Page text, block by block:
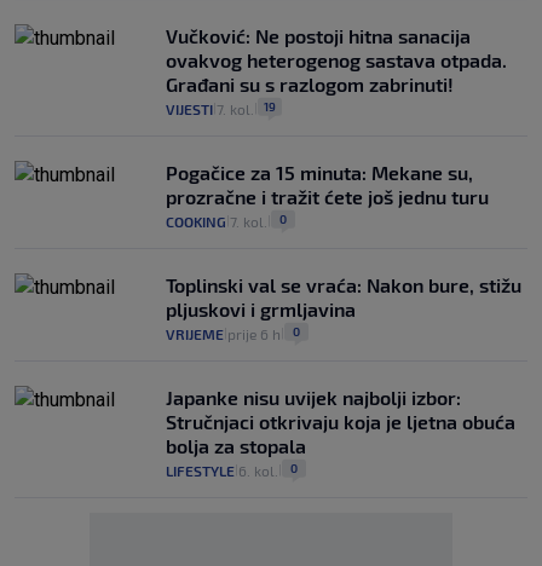
Vučković: Ne postoji hitna sanacija
ovakvog heterogenog sastava otpada.
Građani su s razlogom zabrinuti!
VIJESTI 7. kol. 19
Pogačice za 15 minuta: Mekane su,
prozračne i tražit ćete još jednu turu
COOKING 7. kol. 0
Toplinski val se vraća: Nakon bure, stižu
pljuskovi i grmljavina
VRIJEME prije 6 h 0
Japanke nisu uvijek najbolji izbor:
Stručnjaci otkrivaju koja je ljetna obuća
bolja za stopala
LIFESTYLE 6. kol. 0